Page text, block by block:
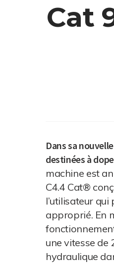
Cat
Dans sa
destinées à
machine est
C4.4 Cat®
l’utilisateur
approprié. En
une vitesse de
hydraulique